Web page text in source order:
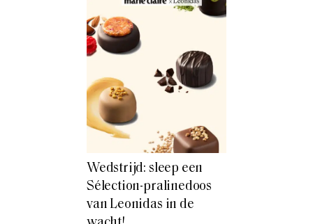
Wedstrijd: sleep een
Sélection-pralinedoos
van Leonidas in de